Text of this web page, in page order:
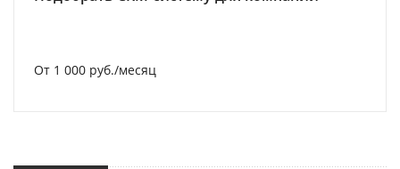
От 1 000 руб./месяц